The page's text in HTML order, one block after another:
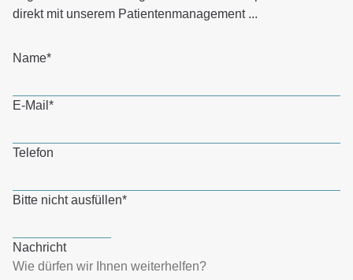
direkt mit unserem Patientenmanagement ...
Name*
E-Mail *
Telefon
Bitte nicht ausfüllen*
Nachricht